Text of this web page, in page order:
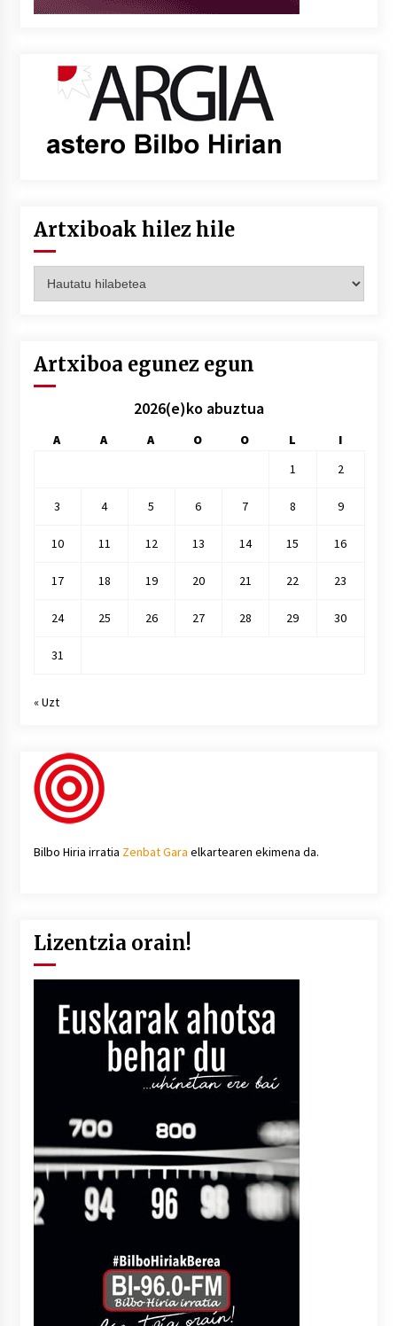
Artxiboak hilez hile
hilez
Artxiboa egunez egun
2026(e)ko abuztua
A A A O O L
I
1
2
3 4 5 6 7 8 9
10 11 12 13 14 15 16
17 18 19 20 21 22 23
24 25 26 27 28 29 30
31
« Uzt
Bilbo Hiria irratia Zenbat Gara elkartearen ekimena da.
Lizentzia orain!